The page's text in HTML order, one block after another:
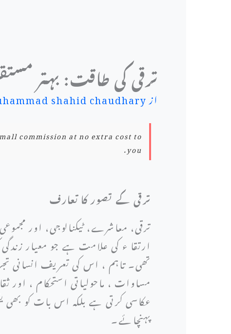
ترقی کی طاقت: بہتر
ازshahid chaudhary
commission at no extra cost to
you.
ترقی کے تصور کا تعارف
ترقی، معاشرے، ٹیکنالوجی، اور
ارتقا ء کی علامت ہے جو معیار زندگی
تھی۔ تاہم ، اس کی تعریف انسانی
مساوات ، ماحولیاتی استحکام ، اور
عکاسی کرتی ہے بلکہ اس بات کو
پہنچائے۔